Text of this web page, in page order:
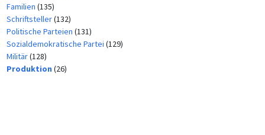
Familien (135)
Schriftsteller(132)
Politische Parteien (131)
Sozialdemokratische Partei (129)
Militär(128)
Produktion (26)